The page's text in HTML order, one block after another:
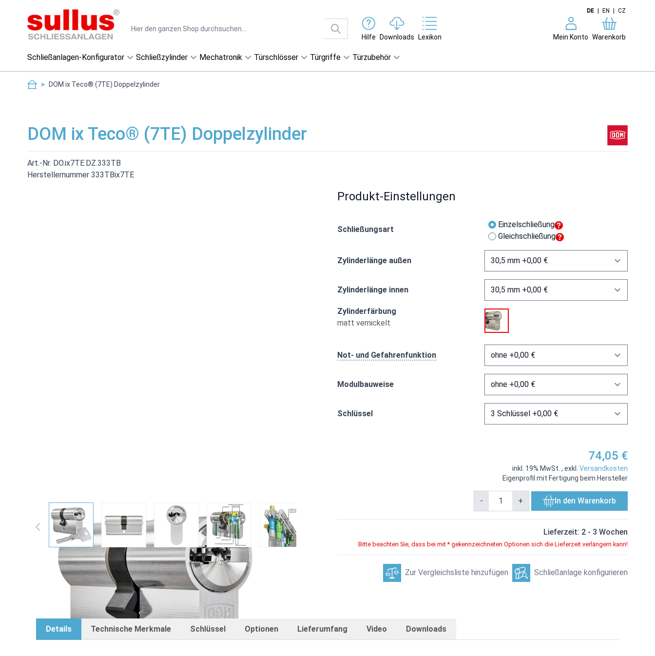
DE EN CZ
Hilfe
Downloads Lexikon Mein Konto Warenkorb
Schließanlagen-Konfigurator Schließzylinder Mechatronik Türschlösser Türgriffe Türzubehör
> DOM ix Teco® (7TE) Doppelzylinder
DOM ix Teco® (7TE) Doppelzylinder
Art.-Nr. DO.ix7TE.DZ.333TB
Herstellernummer 333TBix7TE
View larger imageView larger imageView larger imageView larger imageView larger image View larger image
Produkt-Einstellungen
Schließungsart
Einzelschließung
Gleichschließung
Zylinderlänge außen
Zylinderlänge innen
Zylinderfärbung
matt vernickelt
Not- und Gefahrenfunktion
Modulbauweise
Schlüssel
74,05 €
inkl. 19% MwSt. , exkl. Versandkosten
Eigenprofil mit Fertigung beim Hersteller
- + In den Warenkorb
Lieferzeit: 2 - 3 Wochen
Bitte beachten Sie, dass bei mit * gekennzeichneten Optionen sich die Lieferzeit verlängern kann!
Zur Vergleichsliste hinzufügen Schließanlage konfigurieren
Details Technische Merkmale Schlüssel Optionen Lieferumfang Video Downloads